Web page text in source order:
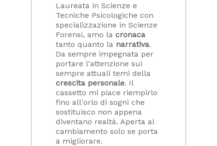
Laureata in Scienze e
Tecniche Psicologiche con
specializzazione in Scienze
Forensi, amo la cronaca
tanto quanto la narrativa.
Da sempre impegnata per
portare l'attenzione sui
sempre attuali temi della
crescita personale. Il
cassetto mi piace riempirlo
fino all'orlo di sogni che
sostituisco non appena
diventano realtà. Aperta al
cambiamento solo se porta
a migliorare.